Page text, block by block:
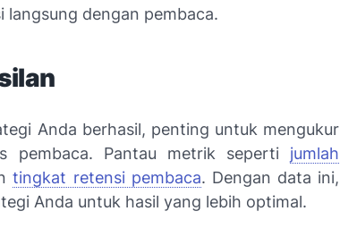
langsung dengan pembaca.
Anda berhasil, penting untuk mengukur
pembaca. Pantau metrik seperti jumlah
tingkat retensi pembaca. Dengan data ini,
Anda untuk hasil yang lebih optimal.